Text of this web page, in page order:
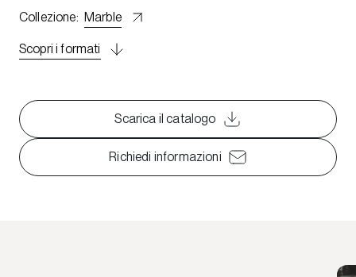
Collezione: Marble
Scopri i formati
Scarica il catalogo
Richiedi informazioni